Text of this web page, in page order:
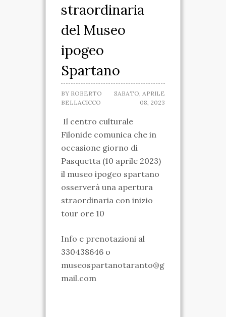
MUSEO IPOGEO
VISITE ED ESCURSIONI
RICONOSCIMENTI
TARANTO SPARTANA
straordinaria
del Museo
ipogeo
Spartano
BY ROBERTO
BELLACICCO
SABATO, APRILE
08, 2023
Il centro culturale
Filonide comunica che in
occasione giorno di
Pasquetta (10 aprile 2023)
il museo ipogeo spartano
osserverà una apertura
straordinaria con inizio
tour ore 10
Info e prenotazioni al
330438646 o
museospartanotaranto@g
mail.com